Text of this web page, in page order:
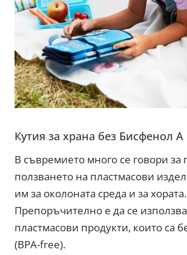
Кутия за храна без Бисфенол A
В съвремието много се говори за
ползването на пластмасови
им за околоната среда и за хората.
Препоръчително е да се
пластмасови продукти, които са
(BPA-free).